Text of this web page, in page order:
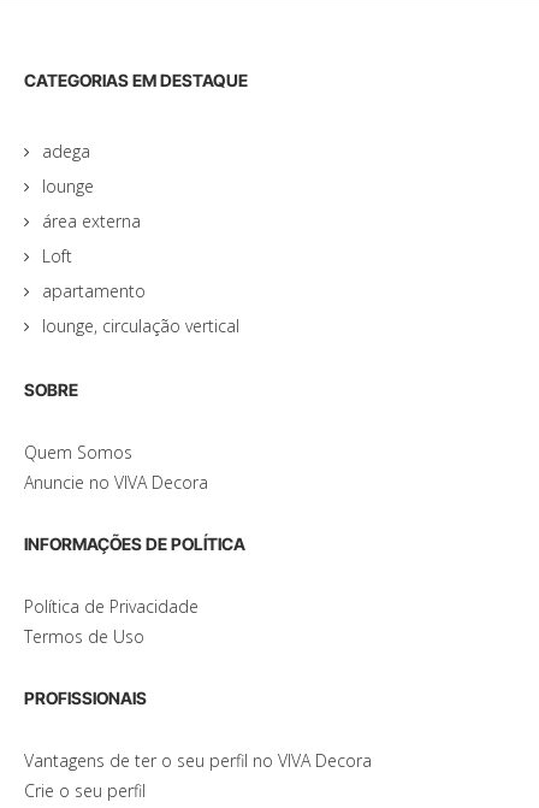
CATEGORIAS EM DESTAQUE
adega
lounge
área externa
Loft
apartamento
lounge, circulação vertical
SOBRE
Quem Somos
Anuncie no VIVA Decora
INFORMAÇÕES DE POLÍTICA
Política de Privacidade
Termos de Uso
PROFISSIONAIS
Vantagens de ter o seu perfil no VIVA Decora
Crie o seu perfil